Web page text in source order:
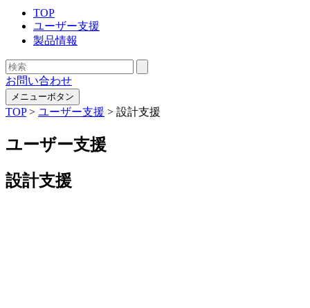
TOP
ユーザー支援
製品情報
お問い合わせ
メニューボタン
TOP> ユーザー支援 > 設計支援
ユーザー支援
設計支援